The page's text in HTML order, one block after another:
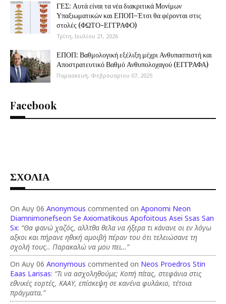
ΓΕΣ: Αυτά είναι τα νέα διακριτικά Μονίμων
Υπαξιωματικών και ΕΠΟΠ–Έτσι θα φέρονται στις
στολές (ΦΩΤΟ-ΕΓΓΡΑΦΟ)
Τρίτη, Ιουλίου 21, 2026
ΕΠΟΠ: Βαθμολογική εξέλιξη μέχρι Ανθυπασπιστή και
Αποστρατευτικό Βαθμό Ανθυπολοχαγού (ΕΓΓΡΑΦΑ)
Παρασκευή, Φεβρουαρίου 07, 2025
Facebook
ΣΧΟΛΙΑ
On Αυγ 06 Anonymous commented on Aponomi Neon
Diamnimonefseon Se Axiomatikous Apofoitous Asei Ssas San
Sx: “Θα φανώ χαζός, αλλτθα θελα να ήξερα τι κάνανε οι εν λόγω
αξκοι και πήρανε ηθική αμοιβή πέραν του ότι τελειώσανε τη
σχολή τους.. Παρακαλώ να μου πει…”
On Αυγ 06 Anonymous commented on Neos Proedros Stin
Eaas Larisas: “Τι να ασχοληθούμε; Κοπή πίτας, στεφάνια στις
εθνικές εορτές, ΚΑΑΥ, επίσκεψη σε κανένα φυλάκιο, τέτοια
πράγματα.”